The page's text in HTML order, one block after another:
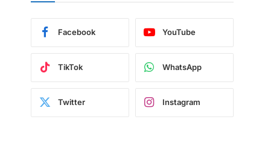
Facebook YouTube
TikTok WhatsApp
Twitter Instagram